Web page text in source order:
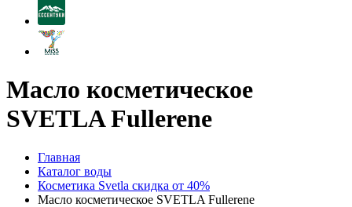
Масло косметическое
SVETLA Fullerene
Главная
Каталог воды
Косметика Svetla скидка от 40%
Масло косметическое SVETLA Fullerene